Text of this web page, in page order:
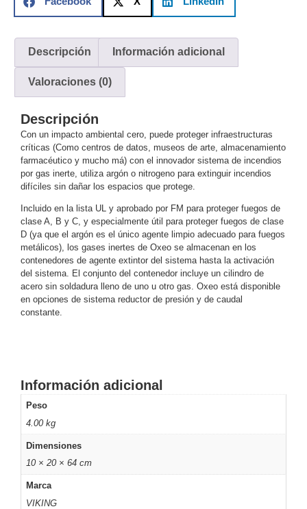
/
Seguridad
Protección
Contra
AlternaCorriente
Directa
Servidores
Almacenamiento
Duros
Mecánicos
(HDD)Memorias
SD /
Memorias
Micro
SDServidores
(SSD)
Software
VMS y
Analíticas
EPCOM
Cloud HIKVISION
Videograbadoras
Móviles,
Descripción Información adicional
Valoraciones (0)
Descripción
Con un impacto ambiental cero, puede proteger infraestructuras
críticas (Como centros de datos, museos de arte, almacenamiento
farmacéutico y mucho má) con el innovador sistema de incendios
por gas inerte, utiliza argón o nitrogeno para extinguir incendios
difíciles sin dañar los espacios que protege.
Incluido en la lista UL y aprobado por FM para proteger fuegos de
clase A, B y C, y especialmente útil para proteger fuegos de clase
D (ya que el argón es el único agente limpio adecuado para fuegos
metálicos), los gases inertes de Oxeo se almacenan en los
contenedores de agente extintor del sistema hasta la activación
del sistema. El conjunto del contenedor incluye un cilindro de
acero sin soldadura lleno de uno u otro gas. Oxeo está disponible
en opciones de sistema reductor de presión y de caudal
constante.
Información adicional
Peso
4.00 kg
Dimensiones
10 × 20 × 64 cm
Marca
VIKING